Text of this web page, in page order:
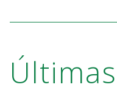
Últimas